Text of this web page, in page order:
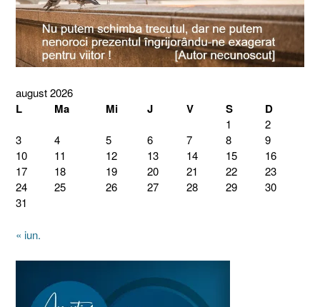
august 2026
L Ma Mi J V S D
1
2
3
4 5 6 7 8
9
10
11 12 13 14 15
16
17
18 19 20 21 22
23
24
25 26 27 28 29
30
31
« iun.